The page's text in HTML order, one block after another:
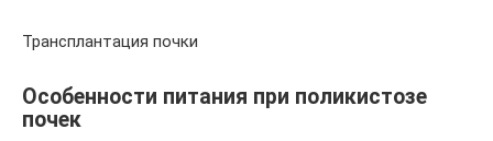
Трансплантация почки
Особенности питания при поликистозе
почек